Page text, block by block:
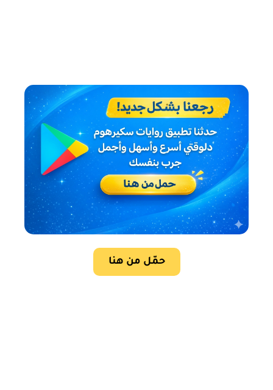
حمّل من هنا